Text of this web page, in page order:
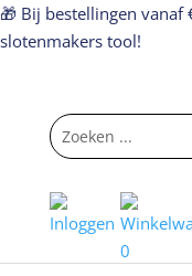
🎁 Bij bestellingen vanaf
slotenmakers tool!
0